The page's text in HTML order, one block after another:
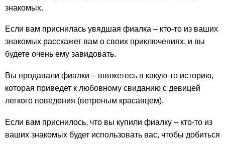
знакомых.
Если вам приснилась увядшая фиалка – кто-то из ваших
знакомых расскажет вам о своих приключениях, и вы
будете очень ему завидовать.
Вы продавали фиалки – ввяжетесь в какую-то историю,
которая приведет к любовному свиданию с девицей
легкого поведения (ветреным красавцем).
Если вам приснилось, что вы купили фиалку – кто-то из
ваших знакомых будет использовать вас, чтобы добиться